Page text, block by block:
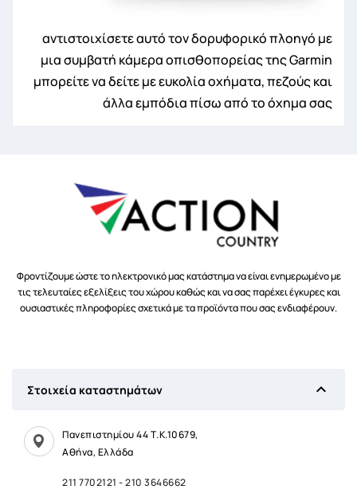
αντιστοιχίσετε αυτό τον δορυφορικό πλοηγό με
μια συμβατή κάμερα οπισθοπορείας της Garmin
μπορείτε να δείτε με ευκολία οχήματα, πεζούς και
άλλα εμπόδια πίσω από το όχημα σας
Φροντίζουμε ώστε το ηλεκτρονικό μας κατάστημα να είναι ενημερωμένο με
τις τελευταίες εξελίξεις του χώρου καθώς και να σας παρέχει έγκυρες και
ουσιαστικές πληροφορίες σχετικά με τα προϊόντα που σας ενδιαφέρουν.
Στοιχεία καταστημάτων 
Πανεπιστημίου 44 Τ.Κ.10679,
Αθήνα, Ελλάδα
211 7702121 -210 3646662